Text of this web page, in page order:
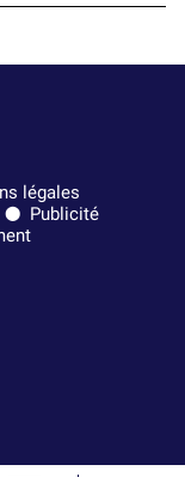
légales
Publicité